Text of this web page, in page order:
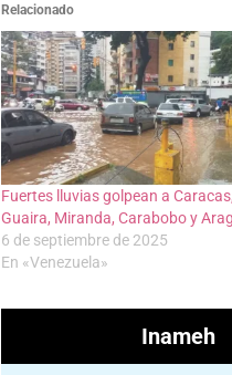
Relacionado
Fuertes lluvias golpean a
Guaira, Miranda, Carabobo y
6 de septiembre de 2025
En «Venezuela»
Inameh